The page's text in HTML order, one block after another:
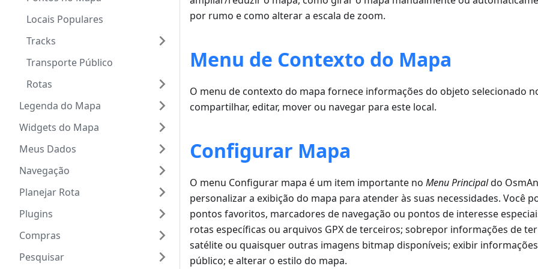
Locais Populares
Tracks
Transporte Público
Rotas
Legenda do Mapa
Widgets do Mapa
Meus Dados
Navegação
Planejar Rota
Plugins
Compras
Pesquisar
por rumo e como alterar a escala de zoom.
Menu de Contexto do Mapa
O menu de contexto do mapa fornece informações do objeto selecionado
compartilhar, editar, mover ou navegar para este local.
Configurar Mapa
O menu Configurar mapa é um item importante no Menu Principaldo
personalizar a exibição do mapa para atender às suas necessidades. Você
pontos favoritos, marcadores de navegação ou pontos de interesse
rotas específicas ou arquivos GPX de terceiros; sobrepor informações de
satélite ou quaisquer outras imagens bitmap disponíveis; exibir
público; e alterar o estilo do mapa.